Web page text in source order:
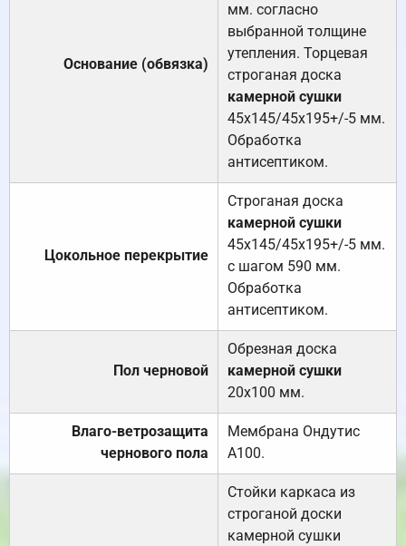
Основание (обвязка)
мм. согласно
выбранной толщине
утепления. Торцевая
строганая доска
камерной сушки
45х145/45х195+/-5 мм.
Обработка
антисептиком.
Цокольное перекрытие
Строганая доска
камерной сушки
45х145/45х195+/-5 мм.
с шагом 590 мм.
Обработка
антисептиком.
Пол черновой
Обрезная доска
камерной сушки
20х100 мм.
Влаго-ветрозащита
чернового пола
Мембрана Ондутис
А100.
Стойки каркаса из
строганой доски
камерной сушки